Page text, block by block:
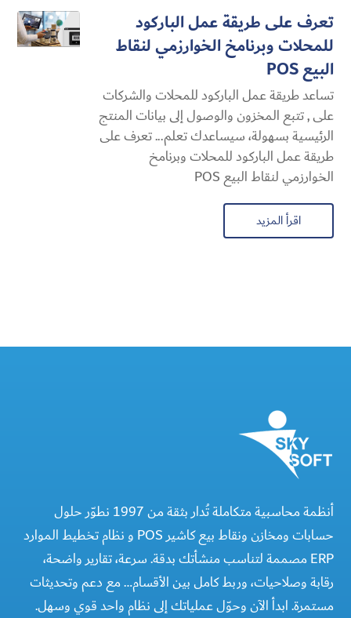
تعرف على طريقة عمل الباركود
للمحلات وبرنامخ الخوارزمي لنقاط
البيع POS
تساعد طريقة عمل الباركود للمحلات والشركات
على , تتبع المخزون والوصول إلى بيانات المنتج
الرئيسية بسهولة، سيساعدك تعلم... تعرف على
طريقة عمل الباركود للمحلات وبرنامخ
الخوارزمي لنقاط البيع POS
اقرأ المزيد
أنظمة محاسبية متكاملة تُدار بثقة من 1997 نطوّر حلول
حسابات ومخازن ونقاط بيع كاشير POS و نظام تخطيط الموارد
ERP مصممة لتناسب منشأتك بدقة. سرعة، تقارير واضحة،
رقابة وصلاحيات، وربط كامل بين الأقسام… مع دعم وتحديثات
مستمرة. ابدأ الآن وحوّل عملياتك إلى نظام واحد قوي وسهل.